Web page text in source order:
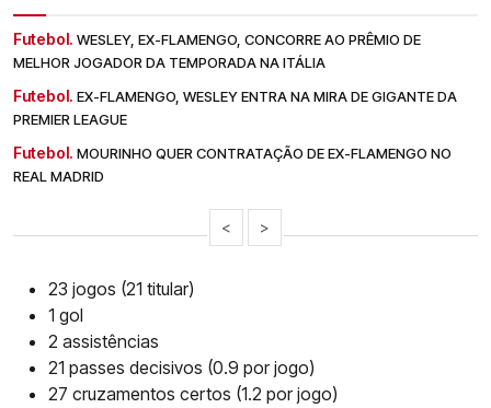
Futebol. WESLEY, EX-FLAMENGO, CONCORRE AO PRÊMIO DE
MELHOR JOGADOR DA TEMPORADA NA ITÁLIA
Futebol. EX-FLAMENGO, WESLEY ENTRA NA MIRA DE GIGANTE DA
PREMIER LEAGUE
Futebol. MOURINHO QUER CONTRATAÇÃO DE EX-FLAMENGO NO
REAL MADRID
< >
23 jogos (21 titular)
1 gol
2 assistências
21 passes decisivos (0.9 por jogo)
27 cruzamentos certos (1.2 por jogo)